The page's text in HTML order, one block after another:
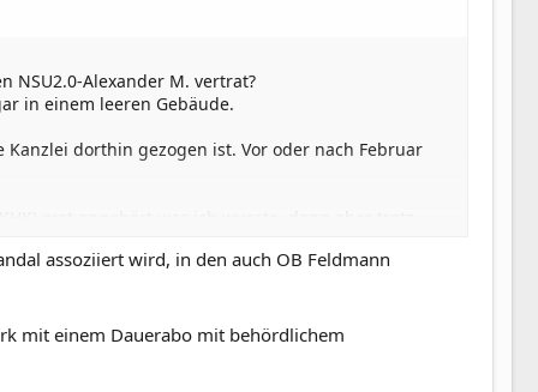
NSU2.0-Alexander M. vertrat?
in einem leeren Gebäude.
dorthin gezogen ist. Vor oder nach Februar
assoziiert wird, in den auch OB Feldmann
mit einem Dauerabo mit behördlichem